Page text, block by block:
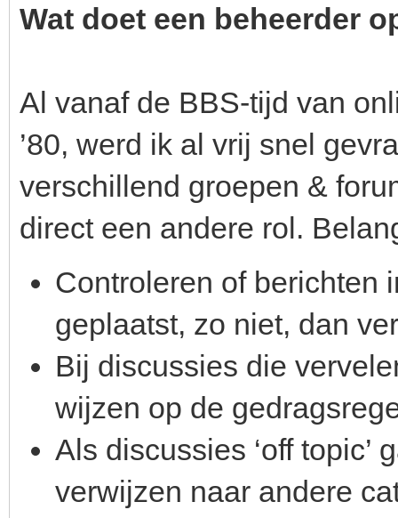
Wat doet een beheerder
Al vanaf de BBS-tijd van
’80, werd ik al vrij snel
verschillend groepen &
direct een andere rol.
Controleren of berichten
geplaatst, zo niet, dan
Bij discussies die
wijzen op de
Als discussies ‘off topic’
verwijzen naar andere